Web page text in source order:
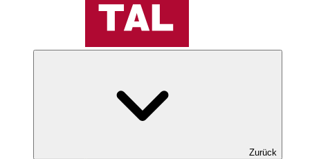
Zurück